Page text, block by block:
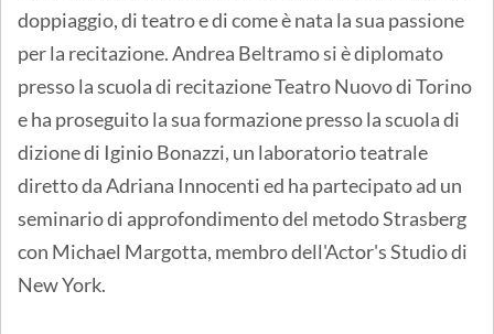
doppiaggio, di teatro e di come è nata la sua passione
per la recitazione. Andrea Beltramo si è diplomato
presso la scuola di recitazione Teatro Nuovo di Torino
e ha proseguito la sua formazione presso la scuola di
dizione di Iginio Bonazzi, un laboratorio teatrale
diretto da Adriana Innocenti ed ha partecipato ad un
seminario di approfondimento del metodo Strasberg
con Michael Margotta, membro dell'Actor's Studio di
New York.